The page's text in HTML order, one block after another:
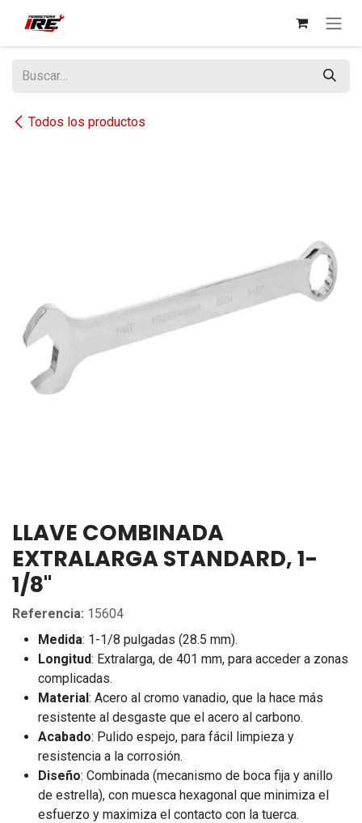
Todos los productos
LLAVE COMBINADA
EXTRALARGA STANDARD, 1-
1/8''
Referencia: 15604
Medida: 1-1/8 pulgadas (28.5 mm).
Longitud: Extralarga, de 401 mm, para acceder a zonas
complicadas.
Material: Acero al cromo vanadio, que la hace más
resistente al desgaste que el acero al carbono.
Acabado: Pulido espejo, para fácil limpieza y
resistencia a la corrosión.
Diseño: Combinada (mecanismo de boca fija y anillo
de estrella), con muesca hexagonal que minimiza el
esfuerzo y maximiza el contacto con la tuerca.